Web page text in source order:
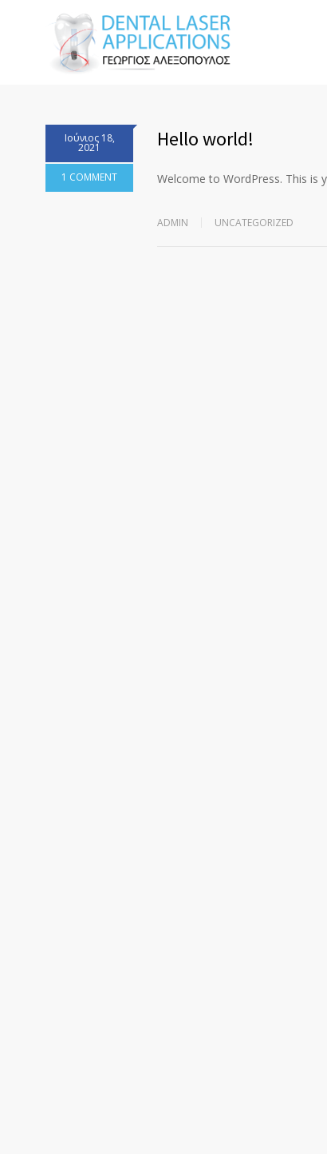
Ιούνιος 18,
2021
1 COMMENT
Hello world!
Welcome to WordPress. This is
ADMIN UNCATEGORIZED